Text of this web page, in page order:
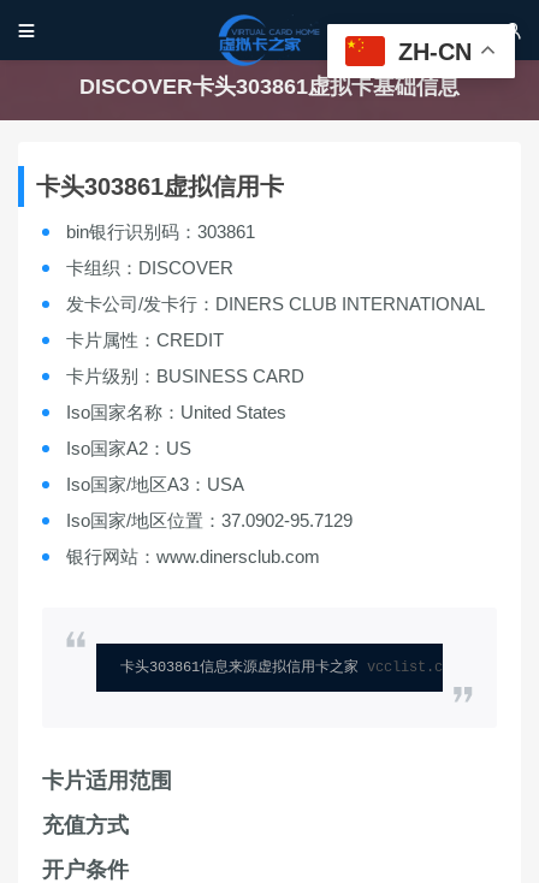
 
DISCOVER卡头303861虚拟卡基础信息
卡头303861虚拟信用卡
bin银行识别码：303861
卡组织：DISCOVER
发卡公司/发卡行：DINERS CLUB INTERNATIONAL
卡片属性：CREDIT
卡片级别：BUSINESS CARD
Iso国家名称：United States
Iso国家A2：US
Iso国家/地区A3：USA
Iso国家/地区位置：37.0902-95.7129
银行网站：www.dinersclub.com
卡头303861信息来源虚拟信用卡之家 vcclist.com
卡片适用范围
充值方式
开户条件
ZH-CN